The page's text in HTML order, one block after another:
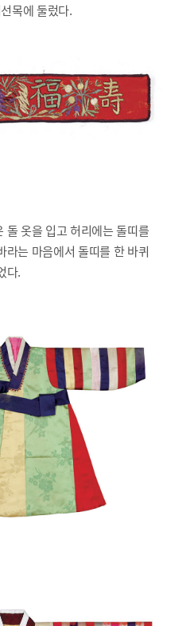
목에 둘렀다.
돌 옷을 입고 허리에는 돌띠를
라는 마음에서 돌띠를 한 바퀴
다.